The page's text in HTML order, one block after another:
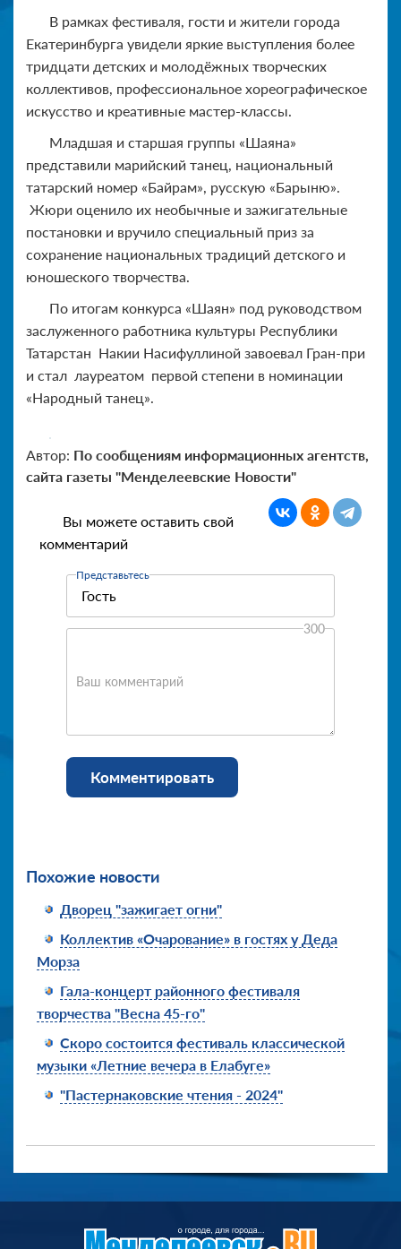
В рамках фестиваля, гости и жители города
Екатеринбурга увидели яркие выступления более
тридцати детских и молодёжных творческих
коллективов, профессиональное хореографическое
искусство и креативные мастер-классы.
Младшая и старшая группы «Шаяна»
представили марийский танец, национальный
татарский номер «Байрам», русскую «Барыню».
Жюри оценило их необычные и зажигательные
постановки и вручило специальный приз за
сохранение национальных традиций детского и
юношеского творчества.
По итогам конкурса «Шаян» под руководством
заслуженного работника культуры Республики
Татарстан Накии Насифуллиной завоевал Гран-при
и стал лауреатом первой степени в номинации
«Народный танец».
Автор: По сообщениям информационных агентств,
сайта газеты "Менделеевские Новости"
Вы можете оставить свой
комментарий
Представьтесь
Ваш комментарий
300
Комментировать
Похожие новости
Дворец "зажигает огни"
Коллектив «Очарование» в гостях у Деда
Морза
Гала-концерт районного фестиваля
творчества "Весна 45-го"
Скоро состоится фестиваль классической
музыки «Летние вечера в Елабуге»
"Пастернаковские чтения - 2024"